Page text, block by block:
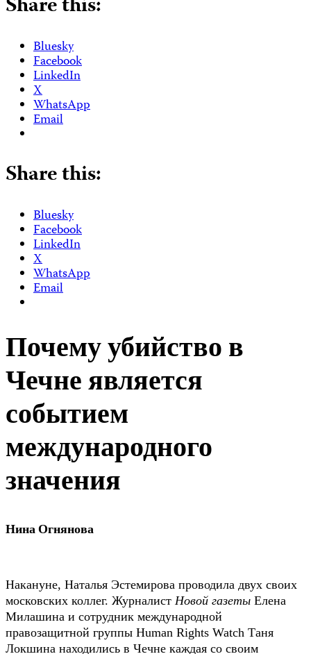
Bluesky
Facebook
LinkedIn
X
WhatsApp
Email
Share this:
Bluesky
Facebook
LinkedIn
X
WhatsApp
Email
Почему убийство в
Чечне является
событием
международного
значения
Нина Огнянова
Накануне, Наталья Эстемирова проводила двух своих
московских коллег. Журналист Новой газеты Елена
Милашина и сотрудник международной
правозащитной группы Human Rights Watch Таня
Локшина находились в Чечне каждая со своим